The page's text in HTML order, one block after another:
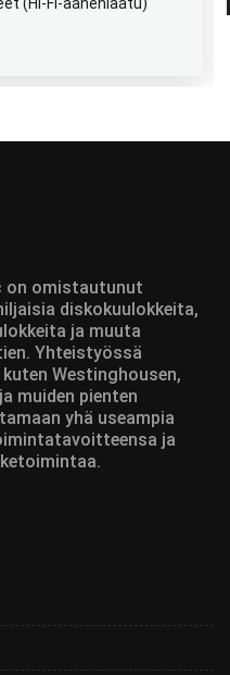
on omistautunut
diskokuulokkeita,
ja muuta
Yhteistyössä
Westinghousen,
muiden pienten
yhä useampia
ja